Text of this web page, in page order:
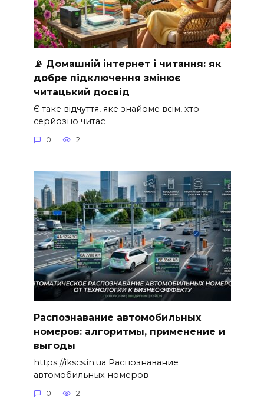
📡 Домашній інтернет і читання: як
добре підключення змінює
читацький досвід
Є таке відчуття, яке знайоме всім, хто
серйозно читає
0 2
Распознавание автомобильных
номеров: алгоритмы, применение и
выгоды
https://ikscs.in.ua Распознавание
автомобильных номеров
0 2